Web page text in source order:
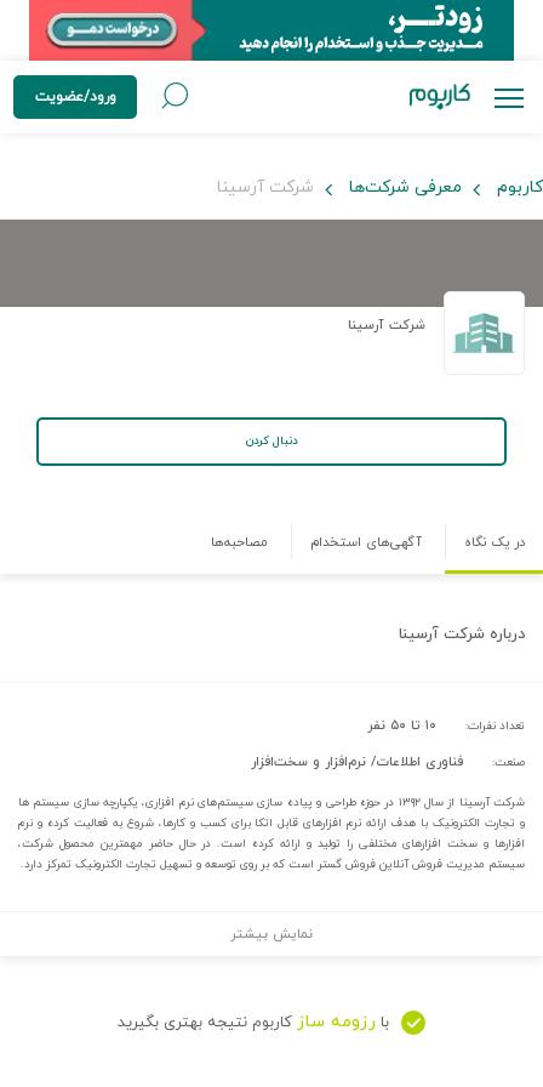
ورود/عضویت
کاربوم معرفی شرکت‌ها شرکت آرسینا
شرکت آرسینا
دنبال کردن
در یک نگاه آگهی‌های استخدام مصاحبه‌ها
درباره شرکت آرسینا
تعداد نفرات: ۱۰ تا ۵۰ نفر
صنعت: فناوری اطلاعات/ نرم‌افزار و سخت‌افزار
شرکت آرسینا از سال ۱۳۹۲ در حوزه طراحی و پیاده سازی سیستم‌های نرم افزاری، یکپارچه سازی سیستم ها
و تجارت الکترونیک با هدف ارائه نرم افزارهای قابل اتکا برای کسب و کارها، شروع به فعالیت کرده و نرم
افزارها و سخت افزارهای مختلفی را تولید و ارائه کرده است. در حال حاضر مهمترین محصول شرکت،
سیستم مدیریت فروش آنلاین فروش گستر است که بر روی توسعه و تسهیل تجارت الکترونیک تمرکز دارد.
نمایش بیشتر
با رزومه ساز کاربوم نتیجه بهتری بگیرید